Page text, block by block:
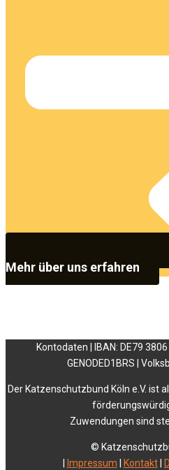
Mehr über uns erfahren
Kontodaten | IBAN: DE79
GENODED1BRS |
Der Katzenschutzbund Köln e.V. ist
Zuwendungen sind
©
Impressum Kontakt|